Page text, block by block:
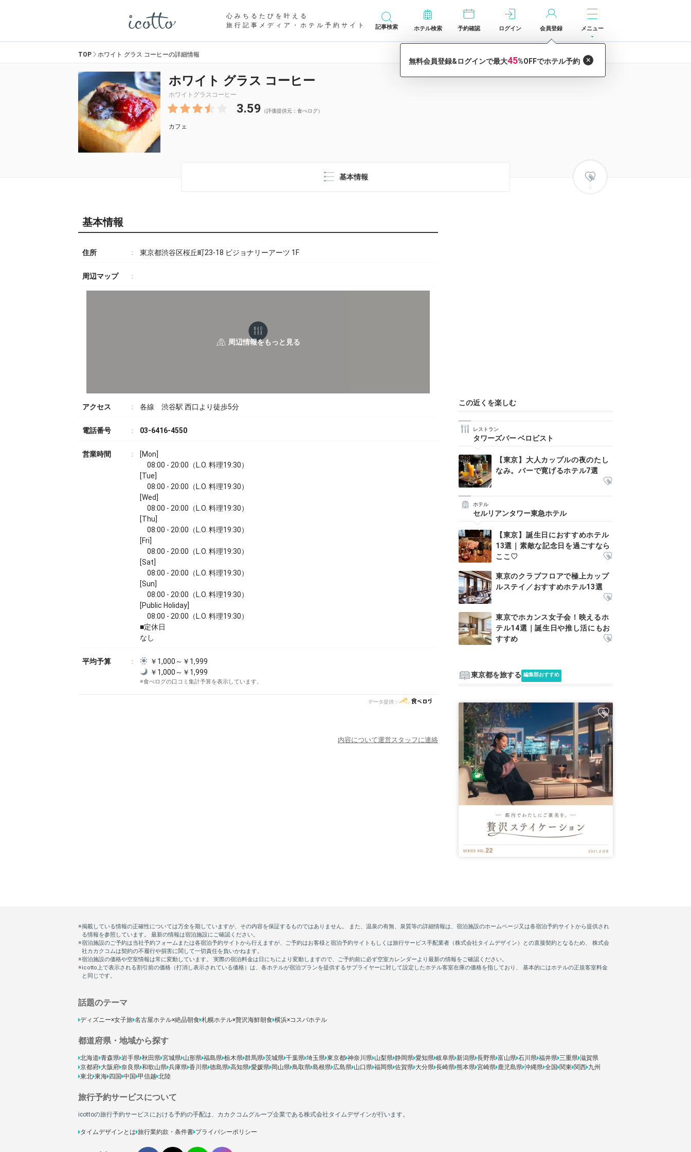
心みちるたびを叶える
旅行記事メディア・ホテル予約サイト
記事検索 ホテル検索 予約確認 ログイン 会員登録 メニュー
TOP ホワイト グラス コーヒーの詳細情報
ホワイト グラス コーヒー
ホワイトグラスコーヒー
3.59 （評価提供元：食べログ）
カフェ
基本情報
基本情報
住所 東京都渋谷区桜丘町23-18 ビジョナリーアーツ 1F
周辺マップ
アクセス 各線 渋谷駅 西口より徒歩5分
電話番号 03-6416-4550
営業時間
[Mon]
08:00 - 20:00（L.O. 料理19:30）
[Tue]
08:00 - 20:00（L.O. 料理19:30）
[Wed]
08:00 - 20:00（L.O. 料理19:30）
[Thu]
08:00 - 20:00（L.O. 料理19:30）
[Fri]
08:00 - 20:00（L.O. 料理19:30）
[Sat]
08:00 - 20:00（L.O. 料理19:30）
[Sun]
08:00 - 20:00（L.O. 料理19:30）
[Public Holiday]
08:00 - 20:00（L.O. 料理19:30）
■定休日
なし
平均予算
￥1,000～￥1,999
￥1,000～￥1,999
※食べログの口コミ集計予算を表示しています。
データ提供：
内容について運営スタッフに連絡
この近くを楽しむ
レストラン
タワーズバー ベロビスト
【東京】大人カップルの夜のたし
なみ。バーで寛げるホテル7選
ホテル
セルリアンタワー東急ホテル
【東京】誕生日におすすめホテル
13選｜素敵な記念日を過ごすなら
ここ♡
東京のクラブフロアで極上カップ
ルステイ／おすすめホテル13選
東京でホカンス女子会！映えるホ
テル14選｜誕生日や推し活にもお
すすめ
東京都を旅する 編集部おすすめ
話題のテーマ
ディズニー×女子旅 名古屋ホテル×絶品朝食 札幌ホテル×贅沢海鮮朝食 横浜×コスパホテル
都道府県・地域から探す
北海道 青森県 岩手県 秋田県 宮城県 山形県 福島県 栃木県 群馬県 茨城県 千葉県 埼玉県 東京都 神奈川県 山梨県 静岡県 愛知県 岐阜県 新潟県 長野県 富山県 石川県 福井県 三重県 滋賀県
京都府 大阪府 奈良県 和歌山県 兵庫県 香川県 徳島県 高知県 愛媛県 岡山県 鳥取県 島根県 広島県 山口県 福岡県 佐賀県 大分県 長崎県 熊本県 宮崎県 鹿児島県 沖縄県 全国 関東 関西 九州
東北 東海 四国 中国 甲信越 北陸
旅行予約サービスについて
icottoの旅行予約サービスにおける予約の手配は、カカクコムグループ企業である株式会社タイムデザインが行います。
タイムデザインとは 旅行業約款・条件書 プライバシーポリシー